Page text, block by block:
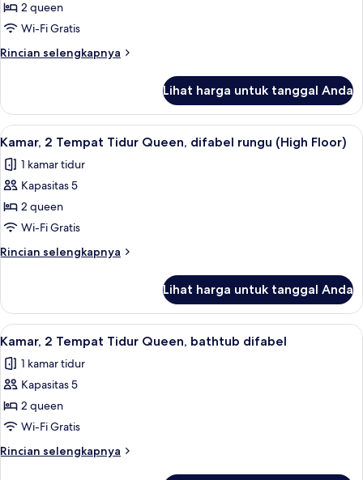
Kamar,
2
Tempat
Tidur
difabel
rungu
2 queen
Wi-Fi Gratis
Rincian selengkapnya
Rincian
Kamar,
Tempat
Queen,
difabel
Lihat harga untuk tanggal Anda
Lihat
semua
foto
untuk
Kamar,
2
Tempat
Tidur
difabel
rungu
(High
Floor)
Brankas, meja kerja, ruang kerja
4
Kamar, 2 Tempat Tidur Queen, difabel rungu (High Floor)
1 kamar tidur
Kapasitas 5
2 queen
Wi-Fi Gratis
Rincian selengkapnya
Rincian
Kamar,
Tempat
Queen,
difabel
(High
Floor)
Lihat harga untuk tanggal Anda
Lihat
semua
foto
untuk
Kamar,
2
Tempat
Tidur
Brankas, meja kerja, ruang kerja
7
Kamar, 2 Tempat Tidur Queen, bathtub difabel
1 kamar tidur
Kapasitas 5
2 queen
Wi-Fi Gratis
Rincian selengkapnya
Rincian